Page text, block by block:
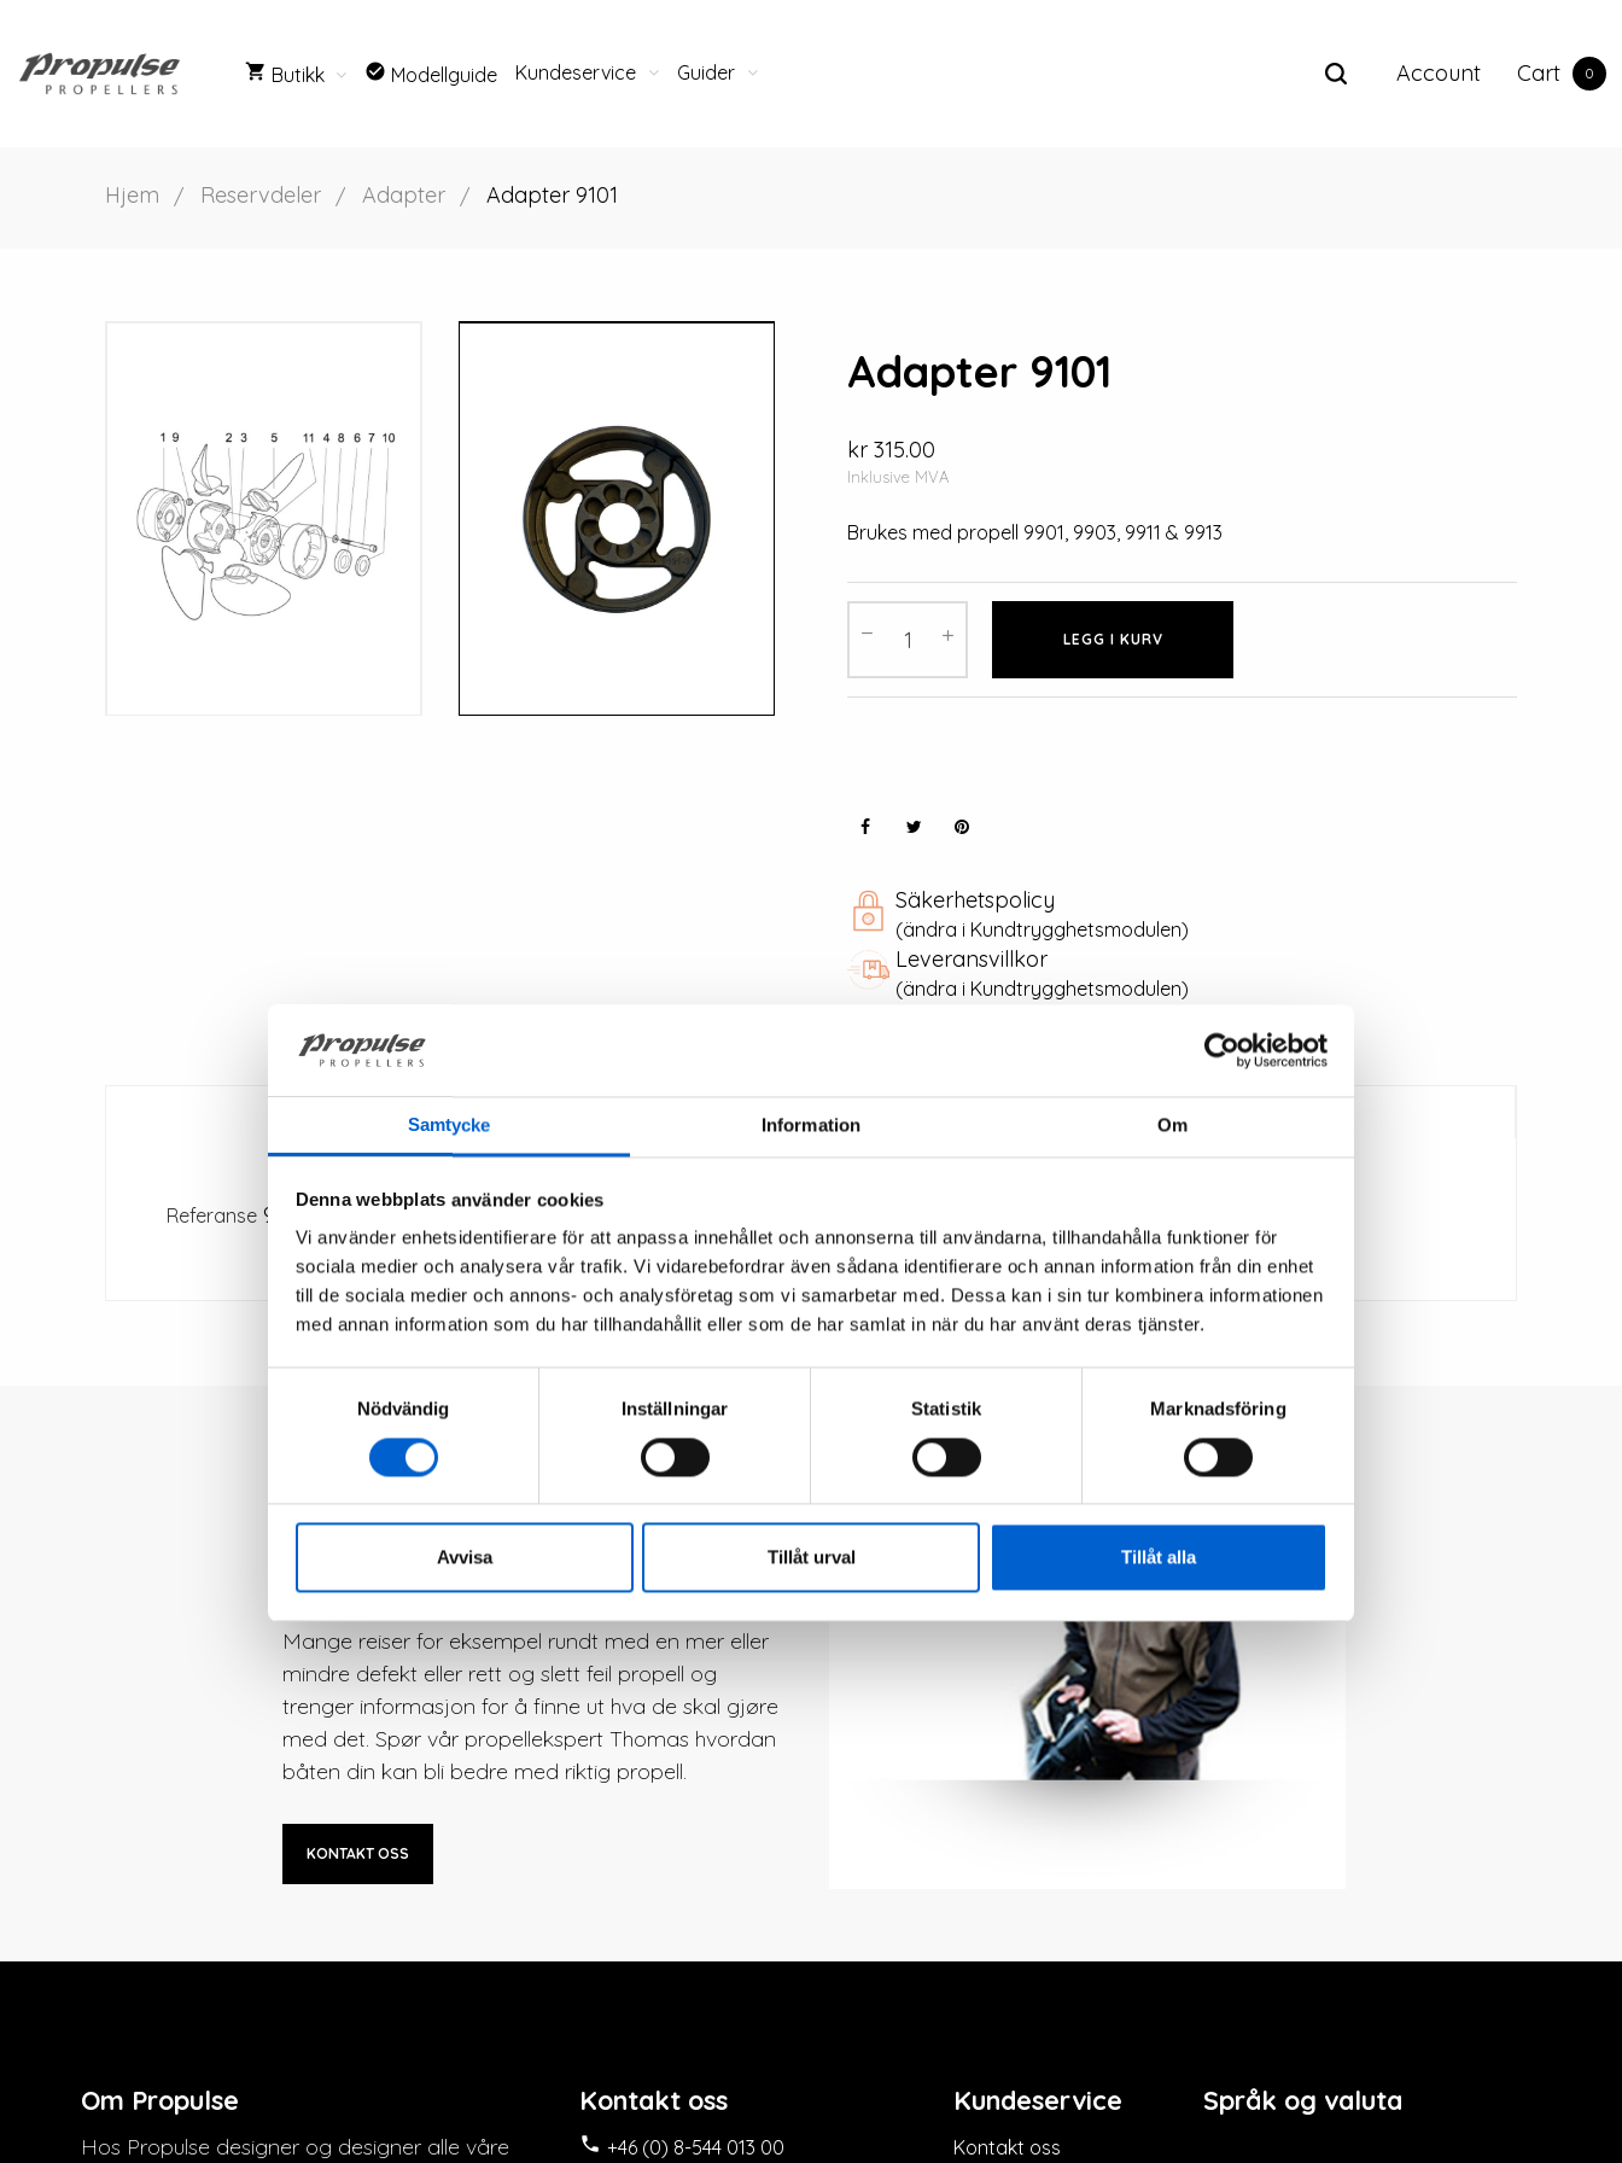
Samtycke Information Om
Denna webbplats använder cookies
Vi använder enhetsidentifierare för att anpassa innehållet och annonserna till användarna, tillhandahålla funktioner för
sociala medier och analysera vår trafik. Vi vidarebefordrar även sådana identifierare och annan information från din enhet
till de sociala medier och annons- och analysföretag som vi samarbetar med. Dessa kan i sin tur kombinera informationen
med annan information som du har tillhandahållit eller som de har samlat in när du har använt deras tjänster.
Nödvändig
Inställningar Statistik Marknadsföring
Avvisa Tillåt urval Tillåt alla
shopping_cart Butikk check_circle Modellguide Kundeservice Guider Account Cart 0
Hjem Reservdeler Adapter Adapter 9101
Adapter 9101
kr 315.00
Inklusive MVA
Brukes med propell 9901, 9903, 9911 & 9913
LEGG I KURV
Säkerhetspolicy
(ändra i Kundtrygghetsmodulen)
Leveransvillkor
(ändra i Kundtrygghetsmodulen)
Produktdetaljer
Referanse 9101-0
Spør Thomas
Mange reiser for eksempel rundt med en mer eller
mindre defekt eller rett og slett feil propell og
trenger informasjon for å finne ut hva de skal gjøre
med det. Spør vår propellekspert Thomas hvordan
båten din kan bli bedre med riktig propell.
KONTAKT OSS
Om Propulse
Hos Propulse designer og designer alle våre
Kontakt oss
 +46 (0) 8-544 013 00
Kundeservice
Kontakt oss
Språk og valuta